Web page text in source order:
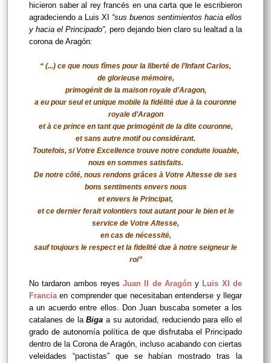
hicieron saber al rey francés en una carta que le escribieron
agradeciendo a Luis XI “sus buenos sentimientos hacia ellos
y hacia el Principado”, pero dejando bien claro su lealtad a la
corona de Aragón:
“ (...) ce que nous fîmes pour la liberté de l’Infant Carlos,
de glorieuse mémoire,
primogénit de la maison royale d’Aragon,
a eu pour seul et unique mobile la fidélité due à la couronne
royale d’Aragon
et à ce prince en tant que primogénit de la dite couronne,
et sans autre motif ou considérant.
Toutefois, si Votre Excellence trouve notre conduite louable,
nous en sommes satisfaits.
De notre côté, nous rendons grâces à Votre Altesse de ses
bons sentiments envers nous
et envers le Principat,
et ce dernier ferait volontiers tout autant pour le bien et le
service de Votre Altesse,
en cas de nécessité,
sauf toujours le respect et la fidelité due à notre seigneur le
roi”
No tardaron ambos reyesJuan II de Aragón y Luis XI de
Francia en comprender que necesitaban entenderse y llegar
a un acuerdo entre ellos. Don Juan buscaba someter a los
catalanes de laBiga a su autoridad, reduciendo para ello el
grado de autonomía política de que disfrutaba el Principado
dentro de la Corona de Aragón, incluso acabando con ciertas
veleidades “pactistas” que se habían mostrado tras la